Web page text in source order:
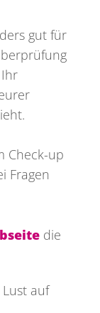
gut für
Check-up
Fragen
die
auf